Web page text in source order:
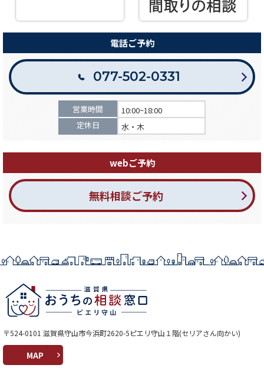
電話ご予約
077-502-0331
営業時間
10:00~18:00
定休日
水・木
webご予約
無料相談ご予約
〒524-0101 滋賀県守山市今浜町2620-5ピエリ守山１階(セリアさん向かい)
MAP